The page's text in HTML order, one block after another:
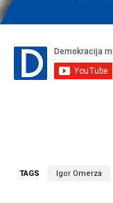
TAGS Igor Omerza